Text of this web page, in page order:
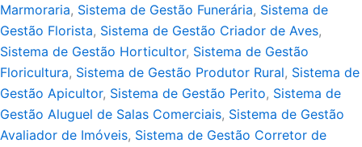
Marmoraria, Sistema de Gestão Funerária, Sistema de
Gestão Florista, Sistema de Gestão Criador de Aves,
Sistema de Gestão Horticultor, Sistema de Gestão
Floricultura, Sistema de Gestão Produtor Rural, Sistema de
Gestão Apicultor, Sistema de Gestão Perito, Sistema de
Gestão Aluguel de Salas Comerciais, Sistema de Gestão
Avaliador de Imóveis, Sistema de Gestão Corretor de